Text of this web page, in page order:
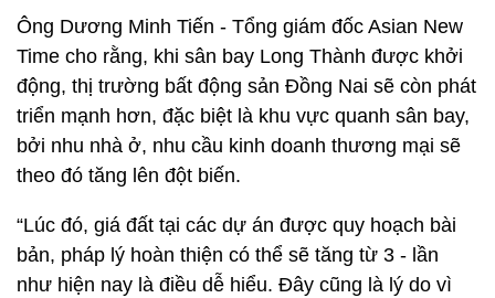
Ông Dương Minh Tiến - Tổng giám đốc Asian New
Time cho rằng, khi sân bay Long Thành được khởi
động, thị trường bất động sản Đồng Nai sẽ còn phát
triển mạnh hơn, đặc biệt là khu vực quanh sân bay,
bởi nhu nhà ở, nhu cầu kinh doanh thương mại sẽ
theo đó tăng lên đột biến.
“Lúc đó, giá đất tại các dự án được quy hoạch bài
bản, pháp lý hoàn thiện có thể sẽ tăng từ 3 - lần
như hiện nay là điều dễ hiểu. Đây cũng là lý do vì